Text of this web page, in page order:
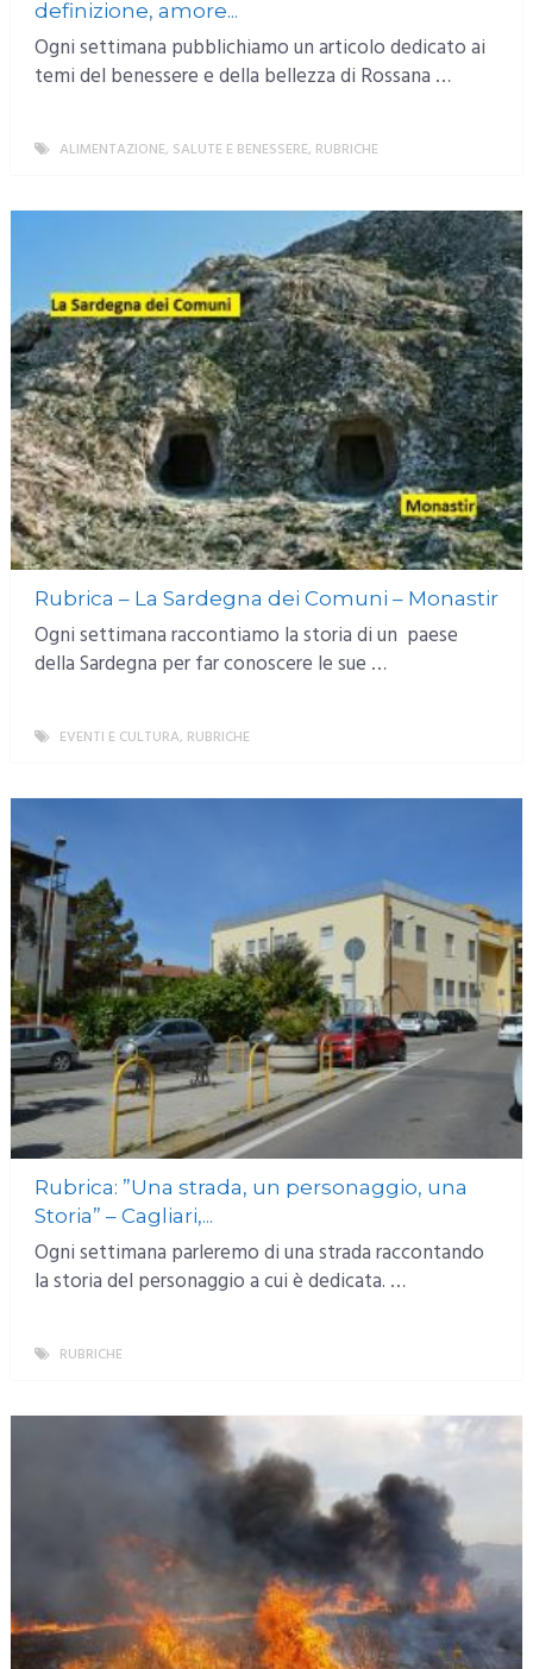
definizione, amore...
Ogni settimana pubblichiamo un articolo dedicato ai
temi del benessere e della bellezza di Rossana …
ALIMENTAZIONE, SALUTE E BENESSERE, RUBRICHE
Rubrica – La Sardegna dei Comuni – Monastir
Ogni settimana raccontiamo la storia di un paese
della Sardegna per far conoscere le sue …
EVENTI E CULTURA, RUBRICHE
Rubrica: ”Una strada, un personaggio, una
Storia” – Cagliari,...
Ogni settimana parleremo di una strada raccontando
la storia del personaggio a cui è dedicata. …
RUBRICHE